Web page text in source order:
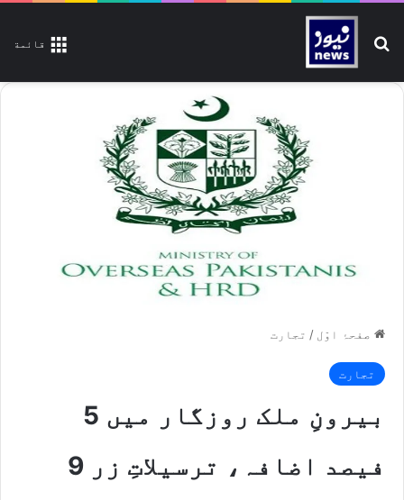
قائمة تلاش کیجیے
صفحۂ اوّل / تجارت
تجارت
بیرونِ ملک روزگار میں 5
فیصد اضافہ، ترسیلاتِ زر 9